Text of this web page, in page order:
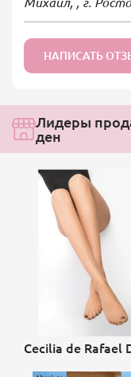
НАПИСАТЬ
Лидеры
ден
Cecilia de Rafael